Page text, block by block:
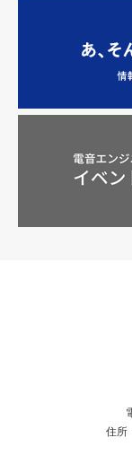
住所